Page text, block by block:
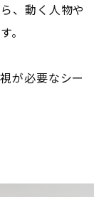
、動く人物や
。
が必要なシー